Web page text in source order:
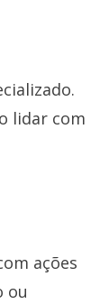
lidar com
ações
ou